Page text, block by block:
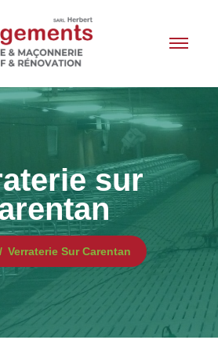
sur
Verraterie Sur Carentan